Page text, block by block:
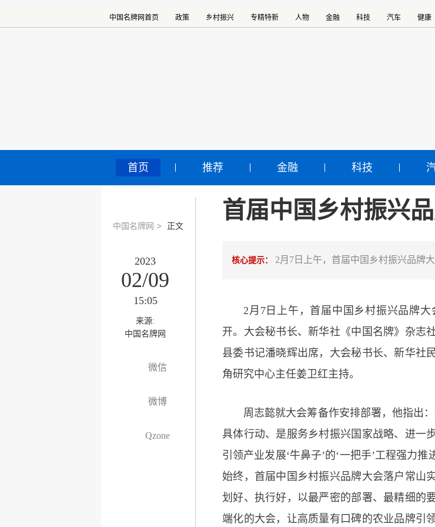
中国名牌网首页 政策 乡村振兴 专精特新 人物 金融 科技 汽车 健康
首页 推荐 金融 科技
中国名牌网 > 正文
2023
02/09
15:05
来源:
中国名牌网
微信
微博
Qzone
首届中国乡村振兴
核心提示： 2月7日上午，首届中国乡村振兴品牌
2月7日上午，首届中国乡村振兴品牌
开。大会秘书长、新华社《中国名牌》杂志
县委书记潘晓辉出席，大会秘书长、新华社
角研究中心主任姜卫红主持。
周志懿就大会筹备作安排部署，他指出
具体行动、是服务乡村振兴国家战略、进一
引领产业发展‘牛鼻子’的‘一把手’工程强力
始终，首届中国乡村振兴品牌大会落户常山
划好、执行好，以最严密的部署、最精细的
端化的大会，让高质量有口碑的农业品牌引